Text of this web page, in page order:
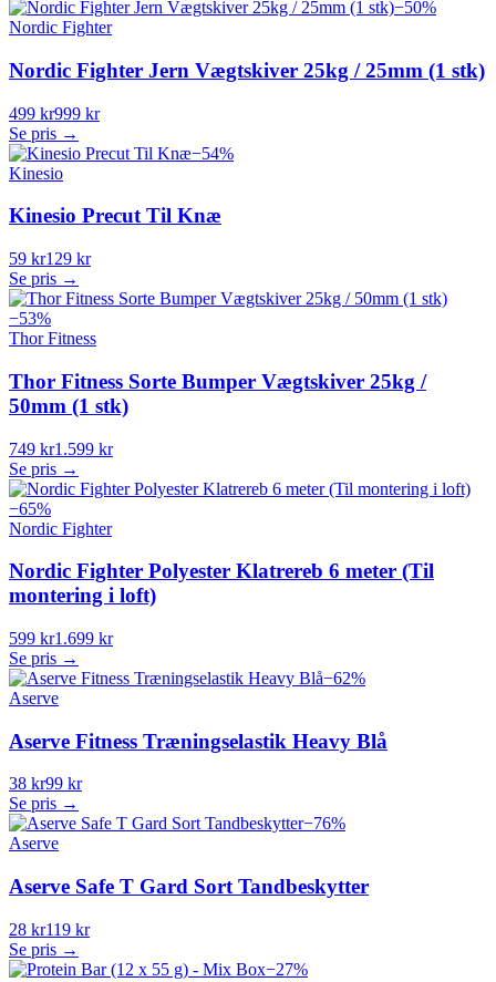
−50%
Nordic Fighter
Nordic Fighter Jern Vægtskiver 25kg / 25mm (1 stk)
499 kr999 kr
Se pris →
−54%
Kinesio
Kinesio Precut Til Knæ
59 kr129 kr
Se pris →
−53%
Thor Fitness
Thor Fitness Sorte Bumper Vægtskiver 25kg /
50mm (1 stk)
749 kr1.599 kr
Se pris →
−65%
Nordic Fighter
Nordic Fighter Polyester Klatrereb 6 meter (Til
montering i loft)
599 kr1.699 kr
Se pris →
−62%
Aserve
Aserve Fitness Træningselastik Heavy Blå
38 kr99 kr
Se pris →
−76%
Aserve
Aserve Safe T Gard Sort Tandbeskytter
28 kr119 kr
Se pris →
−27%